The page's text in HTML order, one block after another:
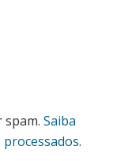
spam. Saiba
.